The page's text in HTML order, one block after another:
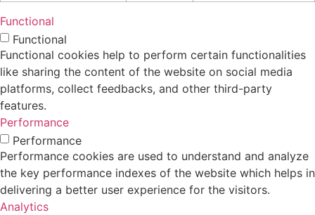
Functional
Functional
Functional cookies help to perform certain functionalities
like sharing the content of the website on social media
platforms, collect feedbacks, and other third-party
features.
Performance
Performance
Performance cookies are used to understand and analyze
the key performance indexes of the website which helps in
delivering a better user experience for the visitors.
Analytics